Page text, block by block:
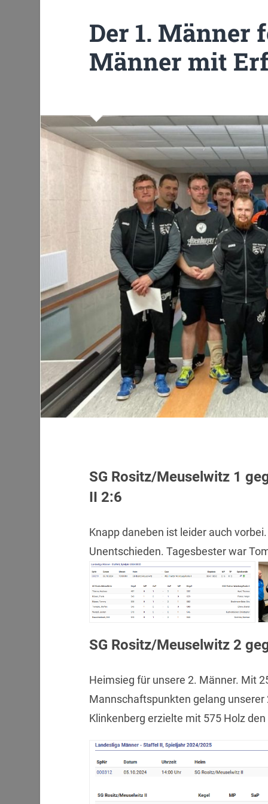
Der 1. Männer
Männer mit
SG Rositz/Meuselwitz 1
II 2:6
Knapp daneben ist leider auch
Unentschieden. Tagesbester war
SG Rositz/Meuselwitz 2
Heimsieg für unsere 2. Männer. Mit
Mannschaftspunkten gelang
Klinkenberg erzielte mit 575 Holz